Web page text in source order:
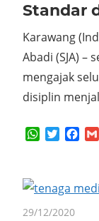
Standar
Karawang
Abadi (SJA) –
mengajak
disiplin
WhatsApp
Twitter
29/12/2020